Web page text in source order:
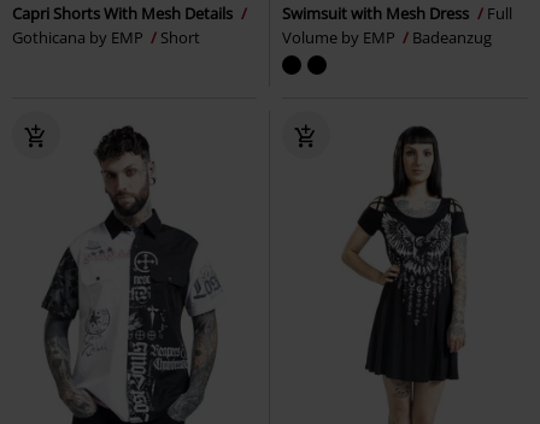
Capri Shorts With Mesh Details
Gothicana by EMP
Short
Swimsuit with Mesh Dress
Full
Volume by EMP
Badeanzug